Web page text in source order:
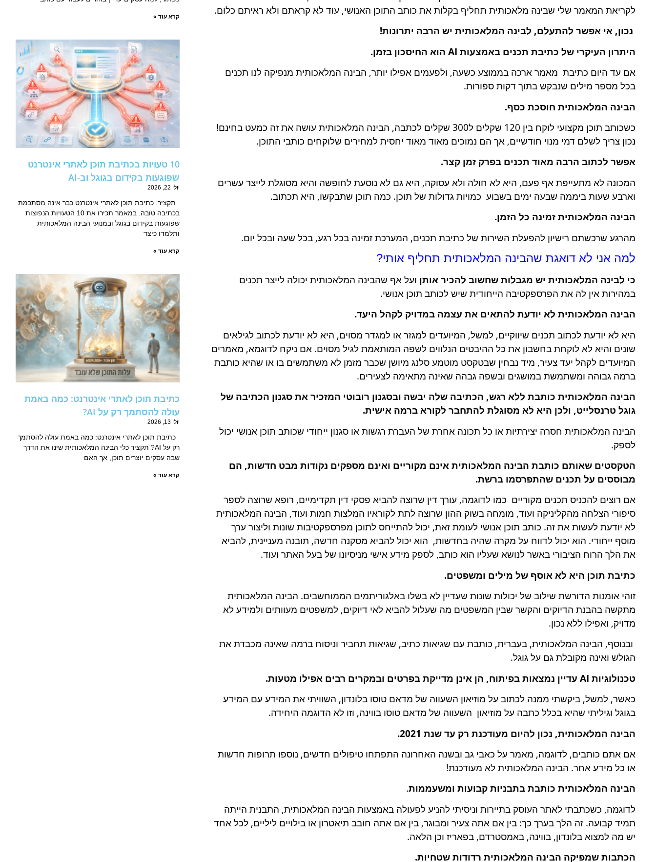
לקריאת המאמר שלי שבינה מלאכותית תחליף בקלות את כותב התוכן האנושי, עוד לא קראתם ולא ראיתם כלום.
נכון, אי אפשר להתעלם, לבינה המלאכותית יש הרבה יתרונות!
היתרון העיקרי של כתיבת תכנים באמצעות AI הוא החיסכון בזמן.
אם עד היום כתיבת מאמר ארכה בממוצע כשעה, ולפעמים אפילו יותר, הבינה המלאכותית מנפיקה לנו תכנים
בכל מספר מילים שנבקש בתוך דקות ספורות.
הבינה המלאכותית חוסכת כסף.
כשכותב תוכן מקצועי לוקח בין 120 שקלים ל300 שקלים לכתבה, הבינה המלאכותית עושה את זה כמעט בחינם!
נכון צריך לשלם דמי מנוי חודשיים, אך הם נמוכים מאוד מאוד יחסית למחירים שלוקחים כותבי התוכן.
אפשר לכתוב הרבה מאוד תכנים בפרק זמן קצר.
המכונה לא מתעייפת אף פעם, היא לא חולה ולא עסוקה, היא גם לא נוסעת לחופשה והיא מסוגלת לייצר עשרים
וארבע שעות ביממה שבעה ימים בשבוע כמויות גדולות של תוכן. כמה תוכן שתבקשו, היא תכתוב.
הבינה המלאכותית זמינה כל הזמן.
מהרגע שרכשתם רישיון להפעלת השירות של כתיבת תכנים, המערכת זמינה בכל רגע, בכל שעה ובכל יום.
למה אני לא דואגת שהבינה המלאכותית תחליף אותי?
כי לבינה המלאכותית יש מגבלות שחשוב להכיר אותן ועל אף שהבינה המלאכותית יכולה לייצר תכנים
במהירות אין לה את הפרספקטיבה הייחודית שיש לכותב תוכן אנושי.
הבינה המלאכותית לא יודעת להתאים את עצמה במדויק לקהל היעד.
היא לא יודעת לכתוב תכנים שיווקיים, למשל, המיועדים למגזר או למגדר מסוים, היא לא יודעת לכתוב לגילאים
שונים והיא לא לוקחת בחשבון את כל ההיבטים הנלווים לשפה המותאמת לגיל מסוים. אם ניקח לדוגמא, מאמרים
המיועדים לקהל יעד צעיר, מיד נבחין שבטקסט מוטמע סלנג מיושן שכבר מזמן לא משתמשים בו או שהיא כותבת
ברמה גבוהה ומשתמשת במושגים ובשפה גבהה שאינה מתאימה לצעירים.
הבינה המלאכותית כותבת ללא רגש, הכתיבה שלה יבשה ובסגנון רובוטי המזכיר את סגנון הכתיבה של
גוגל טרנסלייט, ולכן היא לא מסוגלת להתחבר לקורא ברמה אישית.
הבינה המלאכותית חסרה יצירתיות או כל תכונה אחרת של העברת רגשות או סגנון ייחודי שכותב תוכן אנושי יכול
לספק.
הטקסטים שאותם כותבת הבינה המלאכותית אינם מקוריים ואינם מספקים נקודות מבט חדשות, הם
מבוססים על תכנים שהתפרסמו ברשת.
אם רוצים להכניס תכנים מקוריים כמו לדוגמה, עורך דין שרוצה להביא פסקי דין תקדימיים, רופא שרוצה לספר
סיפורי הצלחה מהקליניקה ועוד, מומחה בשוק ההון שרוצה לתת לקוראיו המלצות חמות ועוד, הבינה המלאכותית
לא יודעת לעשות את זה. כותב תוכן אנושי לעומת זאת, יכול להתייחס לתוכן מפרספקטיבות שונות וליצור ערך
מוסף ייחודי. הוא יכול לדווח על מקרה שהיה בחדשות, הוא יכול להביא מסקנה חדשה, תובנה מעניינית, להביא
את הלך הרוח הציבורי באשר לנושא שעליו הוא כותב, לספק מידע אישי מניסיונו של בעל האתר ועוד.
כתיבת תוכן היא לא אוסף של מילים ומשפטים.
זוהי אומנות הדורשת שילוב של יכולות שונות שעדיין לא בשלו באלגוריתמים הממוחשבים. הבינה המלאכותית
מתקשה בהבנת הדיוקים והקשר שבין המשפטים מה שעלול להביא לאי דיוקים, למשפטים מעוותים ולמידע לא
מדויק, ואפילו ללא נכון.
ובנוסף, הבינה המלאכותית, בעברית, כותבת עם שגיאות כתיב, שגיאות תחביר וניסוח ברמה שאינה מכבדת את
הגולש ואינה מקובלת גם על גוגל.
טכנולוגיות AI עדיין נמצאות בפיתוח, הן אינן מדייקת בפרטים ובמקרים רבים אפילו מטעות.
כאשר, למשל, ביקשתי ממנה לכתוב על מוזיאון השעווה של מדאם טוסו בלונדון, השוויתי את המידע עם המידע
בגוגל וגיליתי שהיא בכלל כתבה על מוזיאון השעווה של מדאם טוסו בווינה, וזו לא הדוגמה היחידה.
הבינה המלאכותית, נכון להיום מעודכנת רק עד שנת 2021.
אם אתם כותבים, לדוגמה, מאמר על כאבי גב ובשנה האחרונה התפתחו טיפולים חדשים, נוספו תרופות חדשות
או כל מידע אחר. הבינה המלאכותית לא מעודכנת!
הבינה המלאכותית כותבת בתבניות קבועות ומשעממות.
לדוגמה, כשכתבתי לאתר העוסק בתיירות וניסיתי להניע לפעולה באמצעות הבינה המלאכותית, התבנית הייתה
תמיד קבועה. זה הלך בערך כך: בין אם אתה צעיר ומבוגר, בין אם אתה חובב תיאטרון או בילויים ליליים, לכל אחד
יש מה למצוא בלונדון, בווינה, באמסטרדם, בפאריז וכן הלאה.
הכתבות שמפיקה הבינה המלאכותית רדודות שטחיות.
קרא עוד »
10 טעויות בכתיבת תוכן לאתרי אינטרנט
שפוגעות בקידום בגוגל וב-AI
יולי 22, 2026
תקציר: כתיבת תוכן לאתרי אינטרנט כבר אינה מסתכמת
בכתיבה טובה. במאמר תכירו את 10 הטעויות הנפוצות
שפוגעות בקידום בגוגל ובמנועי הבינה המלאכותית
ותלמדו כיצד
קרא עוד »
כתיבת תוכן לאתרי אינטרנט: כמה באמת
עולה להסתמך רק על AI?
יולי 13, 2026
כתיבת תוכן לאתרי אינטרנט: כמה באמת עולה להסתמך
רק על AI? תקציר כלי הבינה המלאכותית שינו את הדרך
שבה עסקים יוצרים תוכן, אך האם
קרא עוד »